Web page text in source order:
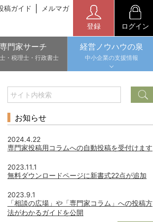
稿ガイド メルマガ
登録 ログイン
専門家サーチ
・税理士・行政書士
経営ノウハウの泉
中小企業の支援情報
お知らせ
2024.4.22
専門家投稿用コラムへの自動投稿を受付けます
2023.11.1
無料ダウンロードページに新書式22点が追加
2023.9.1
「相談の広場」や「専門家コラム」への投稿方
法がわかるガイドを公開